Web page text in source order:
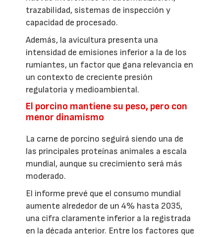
trazabilidad, sistemas de inspección y
capacidad de procesado.
Además, la avicultura presenta una
intensidad de emisiones inferior a la de los
rumiantes, un factor que gana relevancia en
un contexto de creciente presión
regulatoria y medioambiental.
El porcino mantiene su peso, pero con
menor dinamismo
La carne de porcino seguirá siendo una de
las principales proteínas animales a escala
mundial, aunque su crecimiento será más
moderado.
El informe prevé que el consumo mundial
aumente alrededor de un 4% hasta 2035,
una cifra claramente inferior a la registrada
en la década anterior. Entre los factores que